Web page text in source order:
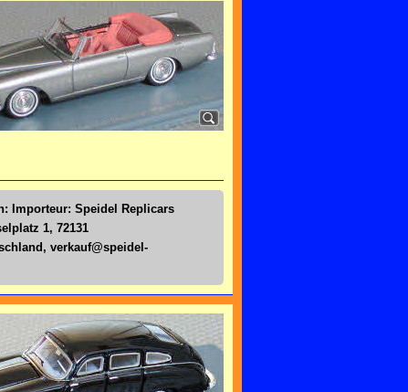
Importeur: Speidel Replicars
1, 72131
verkauf@speidel-